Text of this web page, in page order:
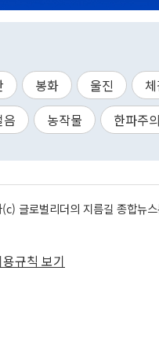
봉화 울진
음 농작물 한파주
글로벌리더의 지름길 종합뉴
규칙 보기